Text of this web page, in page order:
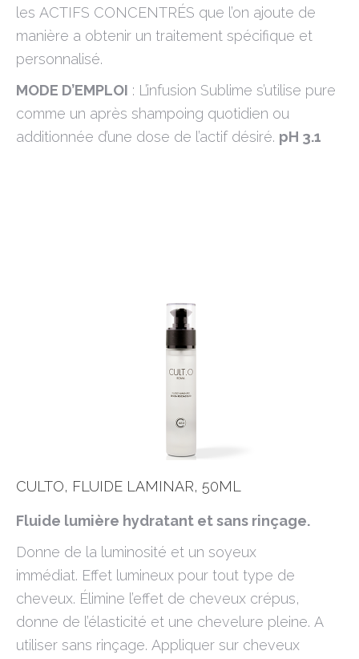
les ACTIFS CONCENTRÉS que l’on ajoute de
manière a obtenir un traitement spécifique et
personnalisé.
MODE D’EMPLOI : L’infusion Sublime s’utilise pure
comme un après shampoing quotidien ou
additionnée d’une dose de l’actif désiré. pH 3.1
CULTO, FLUIDE LAMINAR, 50ML
Fluide lumière hydratant et sans rinçage.
Donne de la luminosité et un soyeux
immédiat. Effet lumineux pour tout type de
cheveux. Élimine l’effet de cheveux crépus,
donne de l’élasticité et une chevelure pleine. A
utiliser sans rinçage. Appliquer sur cheveux